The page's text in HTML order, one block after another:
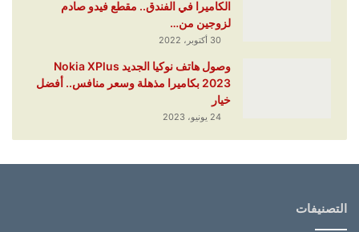
الكاميرا في الفندق.. مقطع فيدو صادم
لزوجين من…
30 أكتوبر، 2022
وصول هاتف نوكيا الجديد Nokia XPlus
2023 بكاميرا مذهلة وسعر منافس.. أفضل
خيار
24 يونيو، 2023
التصنيفات